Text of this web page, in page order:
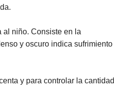
al niño. Consiste en la
y oscuro indica sufrimiento
y para controlar la cantidad